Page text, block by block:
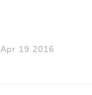
Apr 19 2016